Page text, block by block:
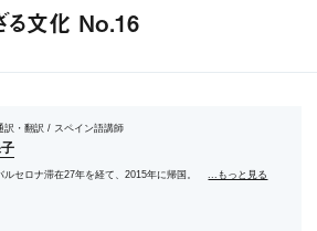
る文化 No.16
訳・翻訳 / スペイン語講師
ルセロナ滞在27年を経て、2015年に帰国。 ...もっと見る